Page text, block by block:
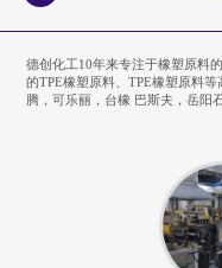
德创化工10年来专注于橡塑原料
的TPE橡塑原料、TPE橡塑原料
腾，可乐丽，台橡 巴斯夫，岳阳